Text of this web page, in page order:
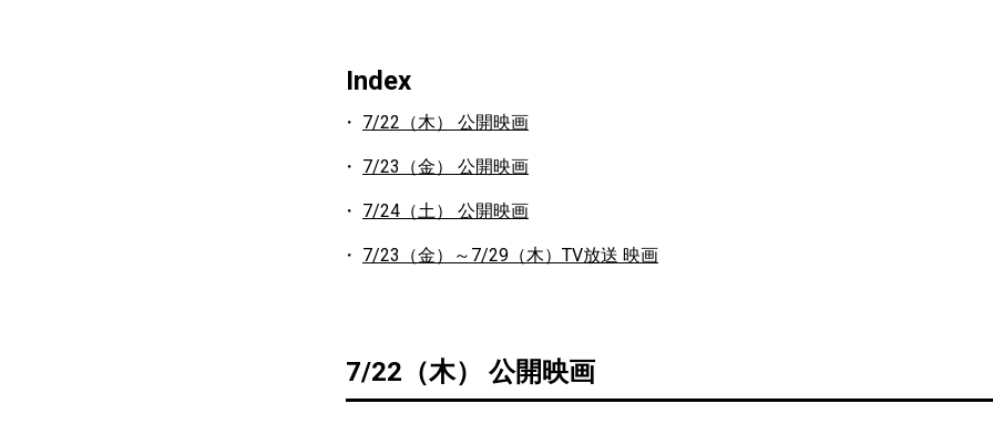
Index
7/22（木） 公開映画
7/23（金） 公開映画
7/24（土） 公開映画
7/23（金）～7/29（木）TV放送 映画
7/22（木） 公開映画